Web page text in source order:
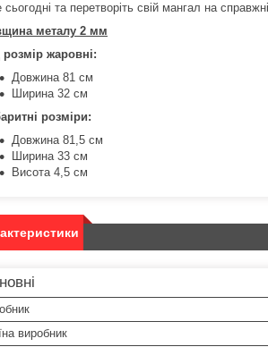
сьогодні та перетворіть свій мангал на
металу 2 мм
розмір жаровні:
Довжина 81 см
Ширина 32 см
розміри:
Довжина 81,5 см
Ширина 33 см
Висота 4,5 см
виробник